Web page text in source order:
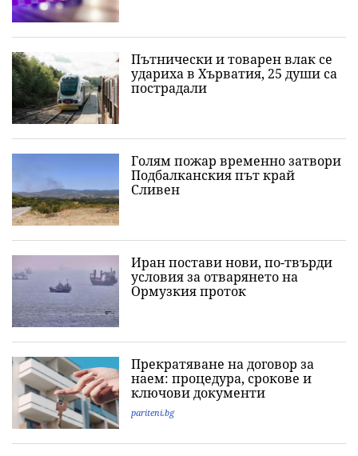
Пътнически и товарен влак се
удариха в Хърватия, 25 души са
пострадали
Голям пожар временно затвори
Подбалканския път край
Сливен
Иран постави нови, по-твърди
условия за отварянето на
Ормузкия проток
Прекратяване на договор за
наем: процедура, срокове и
ключови документи
pariteni.bg